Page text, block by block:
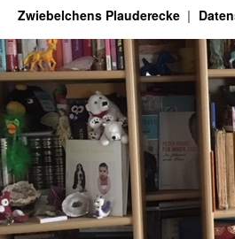
Zwiebelchens Plauderecke